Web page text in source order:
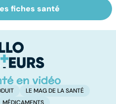
Tout savoir sur
les infections
fiches santé
LE MAG DE LA SANTÉ